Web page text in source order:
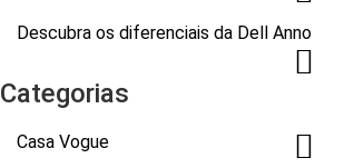
Descubra os diferenciais da Dell Anno
Categorias
Casa Vogue